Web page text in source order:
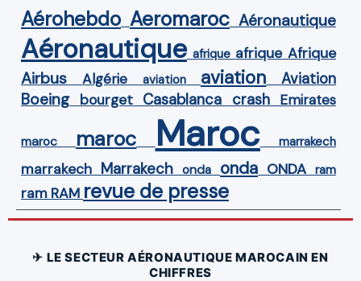
Aérohebdo Aeromaroc Aéronautique
Aéronautique afrique afrique Afrique
Airbus Algérie aviation aviation Aviation
Boeing bourget Casablanca crash Emirates
maroc maroc Maroc marrakech
marrakech Marrakech onda onda ONDA ram
ram RAM revue de presse
✈ LE SECTEUR AÉRONAUTIQUE MAROCAIN EN
CHIFFRES